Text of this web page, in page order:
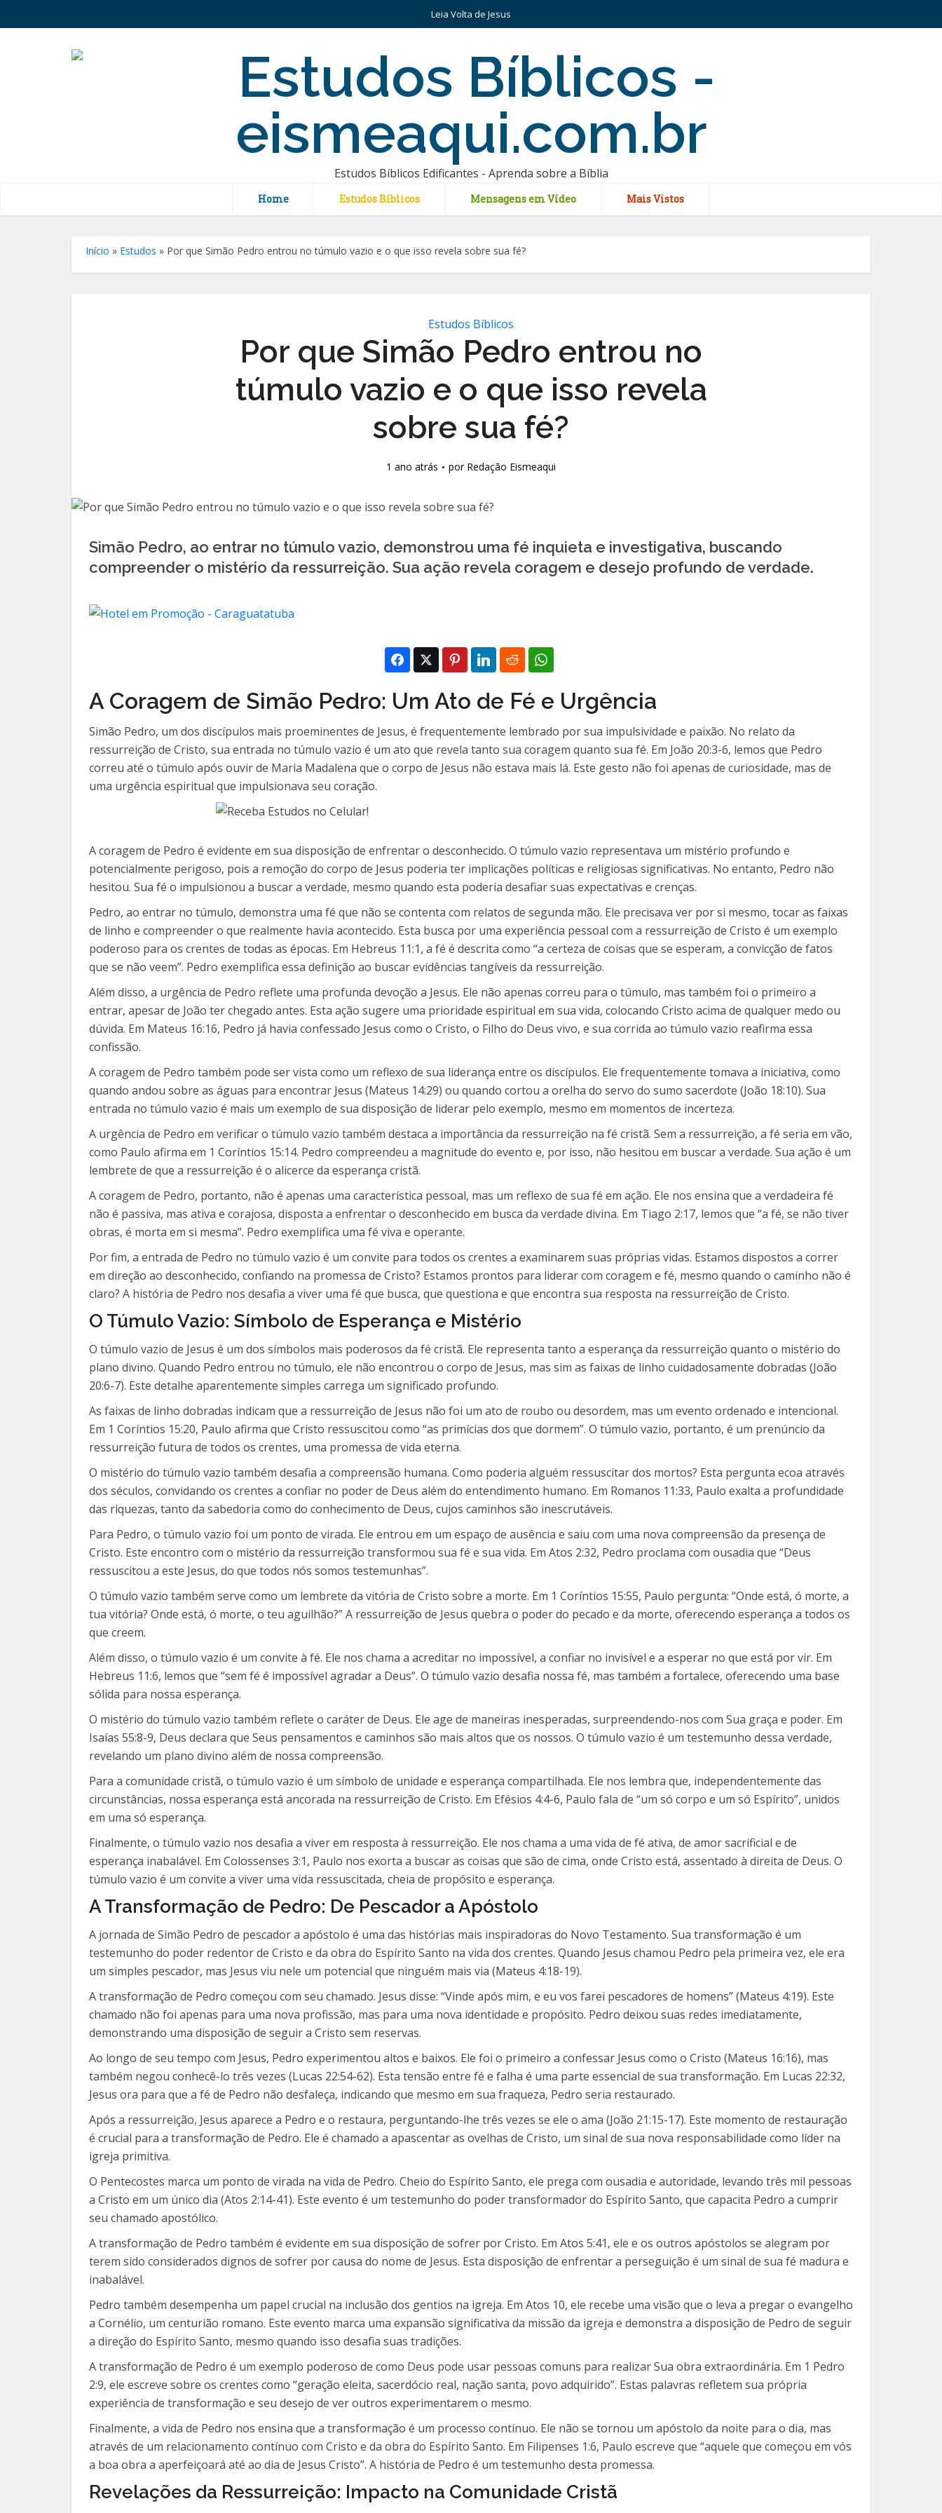
Leia Volta de Jesus
Estudos Bíblicos Edificantes - Aprenda sobre a Bíblia
Home Estudos Bíblicos Mensagens em Vídeo Mais Vistos
Início » Estudos » Por que Simão Pedro entrou no túmulo vazio e o que isso revela sobre sua fé?
Estudos Bíblicos
Por que Simão Pedro entrou no
túmulo vazio e o que isso revela
sobre sua fé?
1 ano atrás por Redação Eismeaqui
Simão Pedro, ao entrar no túmulo vazio, demonstrou uma fé inquieta e investigativa, buscando
compreender o mistério da ressurreição. Sua ação revela coragem e desejo profundo de verdade.
A Coragem de Simão Pedro: Um Ato de Fé e Urgência
Simão Pedro, um dos discípulos mais proeminentes de Jesus, é frequentemente lembrado por sua impulsividade e paixão. No relato da
ressurreição de Cristo, sua entrada no túmulo vazio é um ato que revela tanto sua coragem quanto sua fé. Em João 20:3-6, lemos que Pedro
correu até o túmulo após ouvir de Maria Madalena que o corpo de Jesus não estava mais lá. Este gesto não foi apenas de curiosidade, mas de
uma urgência espiritual que impulsionava seu coração.
A coragem de Pedro é evidente em sua disposição de enfrentar o desconhecido. O túmulo vazio representava um mistério profundo e
potencialmente perigoso, pois a remoção do corpo de Jesus poderia ter implicações políticas e religiosas significativas. No entanto, Pedro não
hesitou. Sua fé o impulsionou a buscar a verdade, mesmo quando esta poderia desafiar suas expectativas e crenças.
Pedro, ao entrar no túmulo, demonstra uma fé que não se contenta com relatos de segunda mão. Ele precisava ver por si mesmo, tocar as faixas
de linho e compreender o que realmente havia acontecido. Esta busca por uma experiência pessoal com a ressurreição de Cristo é um exemplo
poderoso para os crentes de todas as épocas. Em Hebreus 11:1, a fé é descrita como “a certeza de coisas que se esperam, a convicção de fatos
que se não veem”. Pedro exemplifica essa definição ao buscar evidências tangíveis da ressurreição.
Além disso, a urgência de Pedro reflete uma profunda devoção a Jesus. Ele não apenas correu para o túmulo, mas também foi o primeiro a
entrar, apesar de João ter chegado antes. Esta ação sugere uma prioridade espiritual em sua vida, colocando Cristo acima de qualquer medo ou
dúvida. Em Mateus 16:16, Pedro já havia confessado Jesus como o Cristo, o Filho do Deus vivo, e sua corrida ao túmulo vazio reafirma essa
confissão.
A coragem de Pedro também pode ser vista como um reflexo de sua liderança entre os discípulos. Ele frequentemente tomava a iniciativa, como
quando andou sobre as águas para encontrar Jesus (Mateus 14:29) ou quando cortou a orelha do servo do sumo sacerdote (João 18:10). Sua
entrada no túmulo vazio é mais um exemplo de sua disposição de liderar pelo exemplo, mesmo em momentos de incerteza.
A urgência de Pedro em verificar o túmulo vazio também destaca a importância da ressurreição na fé cristã. Sem a ressurreição, a fé seria em vão,
como Paulo afirma em 1 Coríntios 15:14. Pedro compreendeu a magnitude do evento e, por isso, não hesitou em buscar a verdade. Sua ação é um
lembrete de que a ressurreição é o alicerce da esperança cristã.
A coragem de Pedro, portanto, não é apenas uma característica pessoal, mas um reflexo de sua fé em ação. Ele nos ensina que a verdadeira fé
não é passiva, mas ativa e corajosa, disposta a enfrentar o desconhecido em busca da verdade divina. Em Tiago 2:17, lemos que “a fé, se não tiver
obras, é morta em si mesma”. Pedro exemplifica uma fé viva e operante.
Por fim, a entrada de Pedro no túmulo vazio é um convite para todos os crentes a examinarem suas próprias vidas. Estamos dispostos a correr
em direção ao desconhecido, confiando na promessa de Cristo? Estamos prontos para liderar com coragem e fé, mesmo quando o caminho não é
claro? A história de Pedro nos desafia a viver uma fé que busca, que questiona e que encontra sua resposta na ressurreição de Cristo.
O Túmulo Vazio: Símbolo de Esperança e Mistério
O túmulo vazio de Jesus é um dos símbolos mais poderosos da fé cristã. Ele representa tanto a esperança da ressurreição quanto o mistério do
plano divino. Quando Pedro entrou no túmulo, ele não encontrou o corpo de Jesus, mas sim as faixas de linho cuidadosamente dobradas (João
20:6-7). Este detalhe aparentemente simples carrega um significado profundo.
As faixas de linho dobradas indicam que a ressurreição de Jesus não foi um ato de roubo ou desordem, mas um evento ordenado e intencional.
Em 1 Coríntios 15:20, Paulo afirma que Cristo ressuscitou como “as primícias dos que dormem”. O túmulo vazio, portanto, é um prenúncio da
ressurreição futura de todos os crentes, uma promessa de vida eterna.
O mistério do túmulo vazio também desafia a compreensão humana. Como poderia alguém ressuscitar dos mortos? Esta pergunta ecoa através
dos séculos, convidando os crentes a confiar no poder de Deus além do entendimento humano. Em Romanos 11:33, Paulo exalta a profundidade
das riquezas, tanto da sabedoria como do conhecimento de Deus, cujos caminhos são inescrutáveis.
Para Pedro, o túmulo vazio foi um ponto de virada. Ele entrou em um espaço de ausência e saiu com uma nova compreensão da presença de
Cristo. Este encontro com o mistério da ressurreição transformou sua fé e sua vida. Em Atos 2:32, Pedro proclama com ousadia que “Deus
ressuscitou a este Jesus, do que todos nós somos testemunhas”.
O túmulo vazio também serve como um lembrete da vitória de Cristo sobre a morte. Em 1 Coríntios 15:55, Paulo pergunta: “Onde está, ó morte, a
tua vitória? Onde está, ó morte, o teu aguilhão?” A ressurreição de Jesus quebra o poder do pecado e da morte, oferecendo esperança a todos os
que creem.
Além disso, o túmulo vazio é um convite à fé. Ele nos chama a acreditar no impossível, a confiar no invisível e a esperar no que está por vir. Em
Hebreus 11:6, lemos que “sem fé é impossível agradar a Deus”. O túmulo vazio desafia nossa fé, mas também a fortalece, oferecendo uma base
sólida para nossa esperança.
O mistério do túmulo vazio também reflete o caráter de Deus. Ele age de maneiras inesperadas, surpreendendo-nos com Sua graça e poder. Em
Isaías 55:8-9, Deus declara que Seus pensamentos e caminhos são mais altos que os nossos. O túmulo vazio é um testemunho dessa verdade,
revelando um plano divino além de nossa compreensão.
Para a comunidade cristã, o túmulo vazio é um símbolo de unidade e esperança compartilhada. Ele nos lembra que, independentemente das
circunstâncias, nossa esperança está ancorada na ressurreição de Cristo. Em Efésios 4:4-6, Paulo fala de “um só corpo e um só Espírito”, unidos
em uma só esperança.
Finalmente, o túmulo vazio nos desafia a viver em resposta à ressurreição. Ele nos chama a uma vida de fé ativa, de amor sacrificial e de
esperança inabalável. Em Colossenses 3:1, Paulo nos exorta a buscar as coisas que são de cima, onde Cristo está, assentado à direita de Deus. O
túmulo vazio é um convite a viver uma vida ressuscitada, cheia de propósito e esperança.
A Transformação de Pedro: De Pescador a Apóstolo
A jornada de Simão Pedro de pescador a apóstolo é uma das histórias mais inspiradoras do Novo Testamento. Sua transformação é um
testemunho do poder redentor de Cristo e da obra do Espírito Santo na vida dos crentes. Quando Jesus chamou Pedro pela primeira vez, ele era
um simples pescador, mas Jesus viu nele um potencial que ninguém mais via (Mateus 4:18-19).
A transformação de Pedro começou com seu chamado. Jesus disse: “Vinde após mim, e eu vos farei pescadores de homens” (Mateus 4:19). Este
chamado não foi apenas para uma nova profissão, mas para uma nova identidade e propósito. Pedro deixou suas redes imediatamente,
demonstrando uma disposição de seguir a Cristo sem reservas.
Ao longo de seu tempo com Jesus, Pedro experimentou altos e baixos. Ele foi o primeiro a confessar Jesus como o Cristo (Mateus 16:16), mas
também negou conhecê-lo três vezes (Lucas 22:54-62). Esta tensão entre fé e falha é uma parte essencial de sua transformação. Em Lucas 22:32,
Jesus ora para que a fé de Pedro não desfaleça, indicando que mesmo em sua fraqueza, Pedro seria restaurado.
Após a ressurreição, Jesus aparece a Pedro e o restaura, perguntando-lhe três vezes se ele o ama (João 21:15-17). Este momento de restauração
é crucial para a transformação de Pedro. Ele é chamado a apascentar as ovelhas de Cristo, um sinal de sua nova responsabilidade como líder na
igreja primitiva.
O Pentecostes marca um ponto de virada na vida de Pedro. Cheio do Espírito Santo, ele prega com ousadia e autoridade, levando três mil pessoas
a Cristo em um único dia (Atos 2:14-41). Este evento é um testemunho do poder transformador do Espírito Santo, que capacita Pedro a cumprir
seu chamado apostólico.
A transformação de Pedro também é evidente em sua disposição de sofrer por Cristo. Em Atos 5:41, ele e os outros apóstolos se alegram por
terem sido considerados dignos de sofrer por causa do nome de Jesus. Esta disposição de enfrentar a perseguição é um sinal de sua fé madura e
inabalável.
Pedro também desempenha um papel crucial na inclusão dos gentios na igreja. Em Atos 10, ele recebe uma visão que o leva a pregar o evangelho
a Cornélio, um centurião romano. Este evento marca uma expansão significativa da missão da igreja e demonstra a disposição de Pedro de seguir
a direção do Espírito Santo, mesmo quando isso desafia suas tradições.
A transformação de Pedro é um exemplo poderoso de como Deus pode usar pessoas comuns para realizar Sua obra extraordinária. Em 1 Pedro
2:9, ele escreve sobre os crentes como “geração eleita, sacerdócio real, nação santa, povo adquirido”. Estas palavras refletem sua própria
experiência de transformação e seu desejo de ver outros experimentarem o mesmo.
Finalmente, a vida de Pedro nos ensina que a transformação é um processo contínuo. Ele não se tornou um apóstolo da noite para o dia, mas
através de um relacionamento contínuo com Cristo e da obra do Espírito Santo. Em Filipenses 1:6, Paulo escreve que “aquele que começou em vós
a boa obra a aperfeiçoará até ao dia de Jesus Cristo”. A história de Pedro é um testemunho desta promessa.
Revelações da Ressurreição: Impacto na Comunidade Cristã